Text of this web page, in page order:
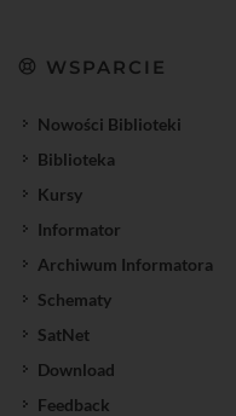
WSPARCIE
Nowości Biblioteki
Biblioteka
Kursy
Informator
Archiwum Informatora
Schematy
SatNet
Download
Feedback